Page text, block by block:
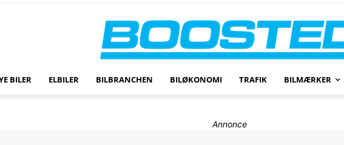
BILER ELBILER BILBRANCHEN BILØKONOMI TRAFIK BILMÆRKER
Annonce